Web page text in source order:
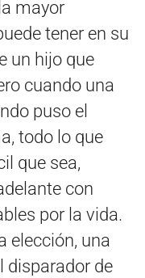
mayor
tener en su
un hijo que
cuando una
puso el
todo lo que
que sea,
con
por la vida.
elección, una
disparador de